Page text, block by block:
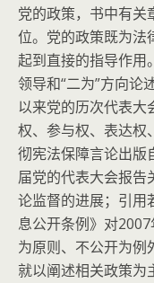
党的政策，书中有关
位。党的政策既为法
起到直接的指导作用
领导和“二为”方向论
以来党的历次代表大
权、参与权、表达权
彻宪法保障言论出版
届党的代表大会报告
论监督的进展；引用
息公开条例》对
为原则、不公开为例
就以阐述相关政策为